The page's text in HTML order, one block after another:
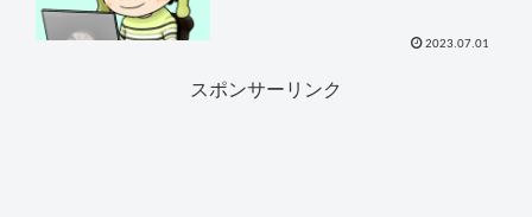
2023.07.01
スポンサーリンク